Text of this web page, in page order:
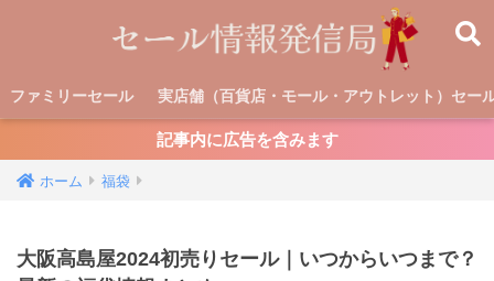
ファミリーセール 実店舗（百貨店・モール・アウトレット）セー
記事内に広告を含みます
ホーム 福袋
大阪高島屋2024初売りセール｜いつからいつまで？